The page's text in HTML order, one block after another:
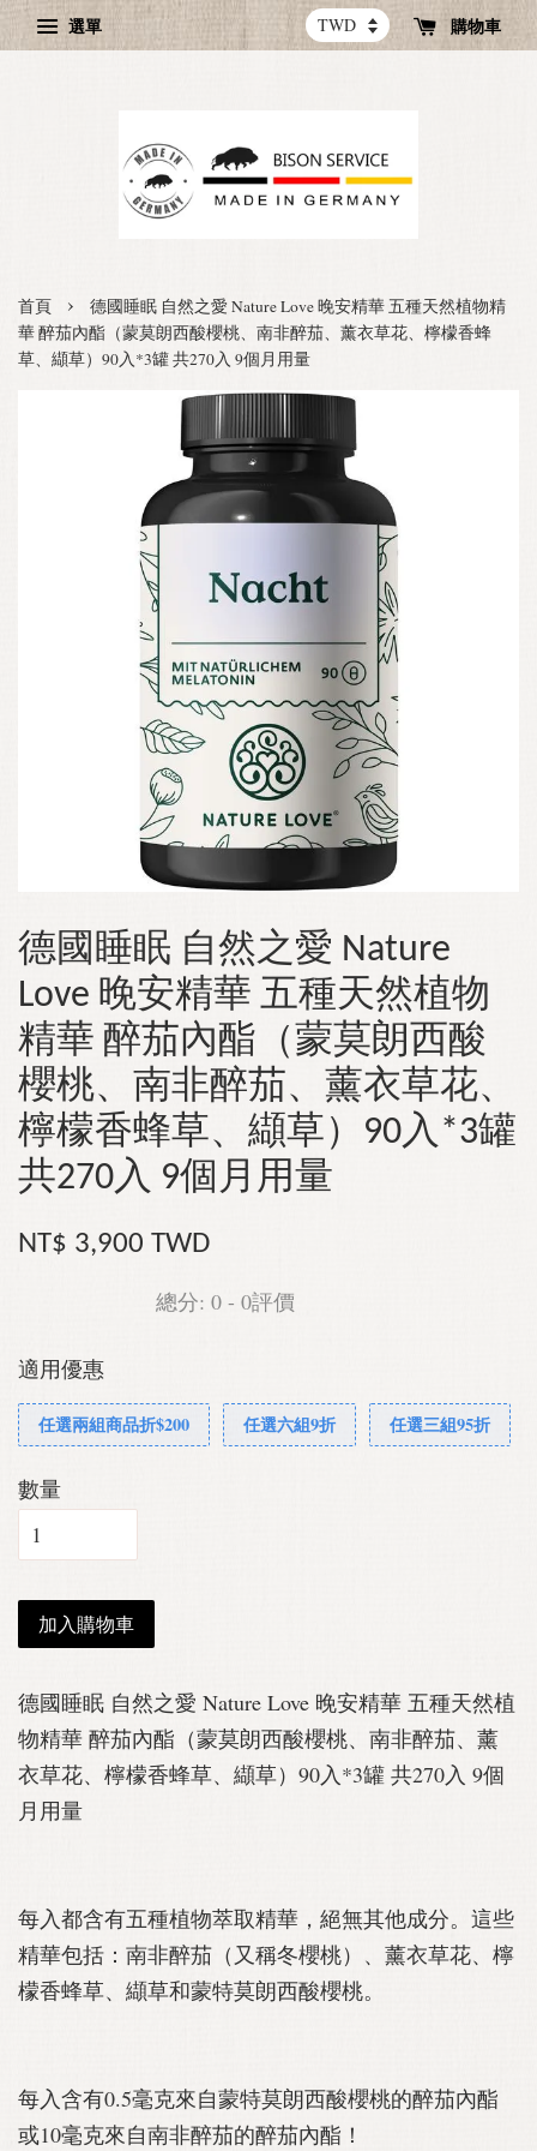
選單 購物車
首頁 ›
德國睡眠 自然之愛 Nature Love 晚安精華 五種天然植物精
華 醉茄內酯（蒙莫朗西酸櫻桃、南非醉茄、薰衣草花、檸檬香蜂
草、纈草）90入*3罐 共270入 9個月用量
德國睡眠 自然之愛 Nature
Love 晚安精華 五種天然植物
精華 醉茄內酯（蒙莫朗西酸
櫻桃、南非醉茄、薰衣草花、
檸檬香蜂草、纈草）90入*3罐
共270入 9個月用量
NT$ 3,900 TWD
總分: 0 - 0評價
適用優惠
任選兩組商品折$200 任選六組9折 任選三組95折
數量
加入購物車
德國睡眠 自然之愛 Nature Love 晚安精華 五種天然植
物精華 醉茄內酯（蒙莫朗西酸櫻桃、南非醉茄、薰
衣草花、檸檬香蜂草、纈草）90入*3罐 共270入 9個
月用量
每入都含有五種植物萃取精華，絕無其他成分。這些
精華包括：南非醉茄（又稱冬櫻桃）、薰衣草花、檸
檬香蜂草、纈草和蒙特莫朗西酸櫻桃。
每入含有0.5毫克來自蒙特莫朗西酸櫻桃的醉茄內酯
或10毫克來自南非醉茄的醉茄內酯！